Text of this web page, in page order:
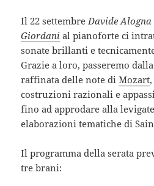
Il 22 settembre Davide Alogna
Giordani al pianoforte ci
sonate brillanti e
Grazie a loro, passeremo
raffinata delle note diMozart
costruzioni razionali e
fino ad approdare alla
elaborazioni tematiche di
Il programma della serata
tre brani: